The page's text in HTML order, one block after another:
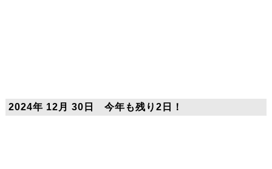
2024年 12月 30日 今年も残り2日！